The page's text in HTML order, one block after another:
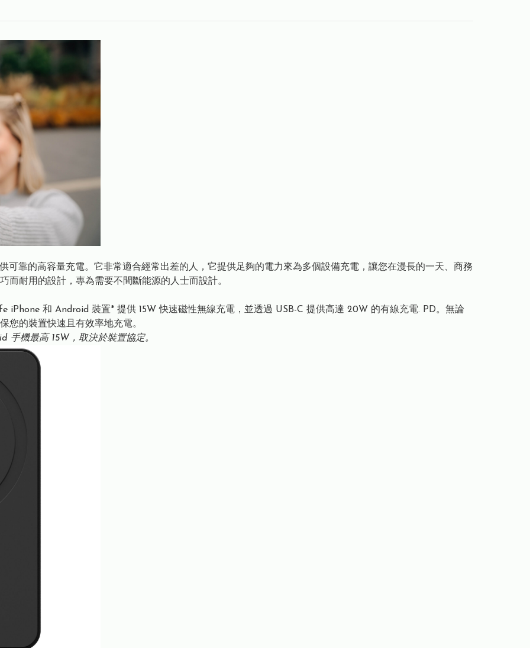
可靠的高容量充電。它非常適合經常出差的人，它提供足夠的電力來為多個設備充電，讓您在漫長的一天、商務
而耐用的設計，專為需要不間斷能源的人士而設計。
iPhone 和 Android 裝置* 提供 15W 快速磁性無線充電，並透過 USB-C 提供高達 20W 的有線充電. PD。無論
您的裝置快速且有效率地充電。
手機最高 15W，取決於裝置協定。